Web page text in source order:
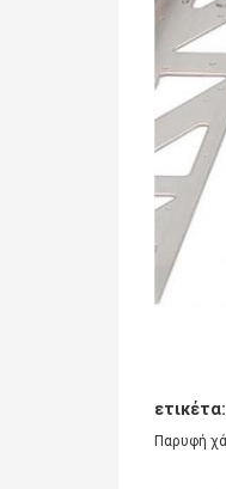
ετικέτα:
Παρυφή